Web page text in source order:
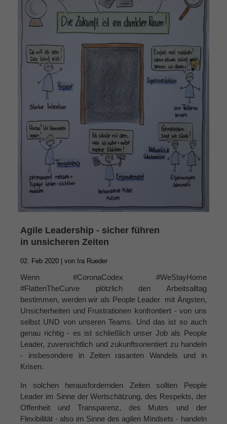
Agile Leadership - sicher führen
in unsicheren Zeiten
02. Feb 2020 | von Ira Rueder
Wenn #CoronaCodex #WeStayHome
#FlattenTheCurve plötzlich den Arbeitsalltag
bestimmen, werden wir als People Leader mit Ängsten,
Unsicherheiten und Frustrationen konfrontiert - von uns
selbst UND von unseren Teams. Und das ist so auch
genau richtig - es ist schließlich unser Job als People
Leader, zuversichtlich und zukunftsorientiert zu handeln
- insbesondere in Zeiten rasanten Wandels und in
Krisen.
In solchen herausfordernden Zeiten sollten People
Leader im Sinne der Wertschätzung, des Respekts, der
Offenheit und Transparenz, des Mutes und der
Flexibilität - also im Sinne des agilen Mindsets - handeln